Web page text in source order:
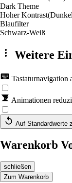
Dark Theme
Hoher Kontrast
Blaufilter
Schwarz-Weiß
Weitere
Tastaturnavigation
Animationen
Auf Standardwerte
Warenkorb
schließen
Zum Warenkorb